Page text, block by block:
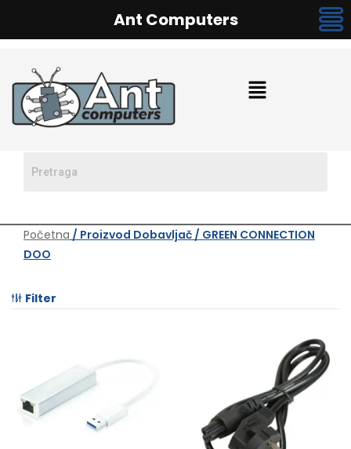
Početna / Proizvod Dobavljač / GREEN CONNECTION
DOO
Filter
Ant Computers